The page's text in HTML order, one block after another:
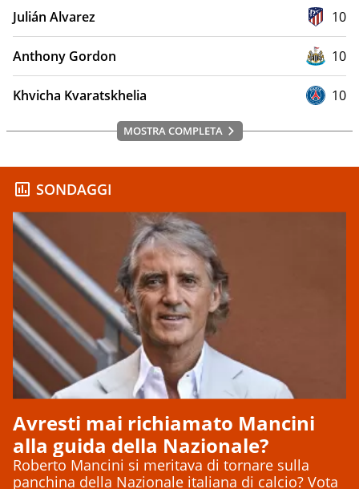
Julián Alvarez 10
Anthony Gordon 10
Khvicha Kvaratskhelia 10
MOSTRA COMPLETA
SONDAGGI
Avresti mai richiamato Mancini
alla guida della Nazionale?
Roberto Mancini si meritava di tornare sulla
panchina della Nazionale italiana di calcio? Vota